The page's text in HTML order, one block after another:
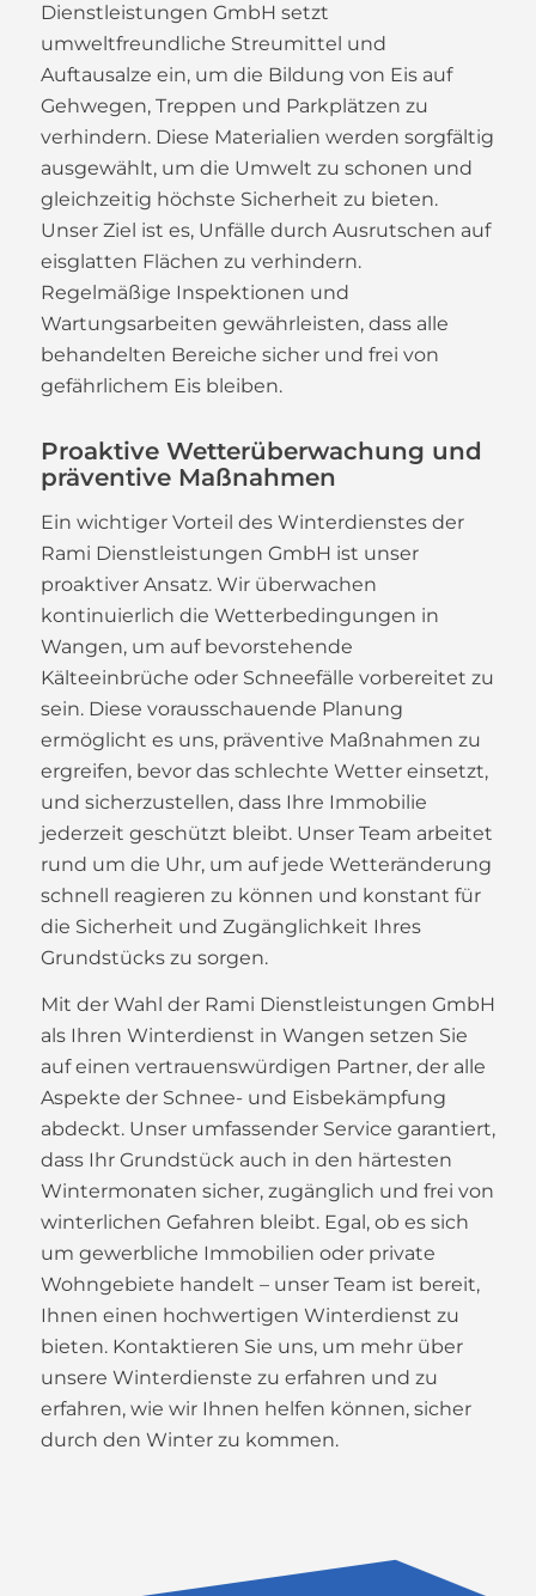
Dienstleistungen GmbH setzt
umweltfreundliche Streumittel und
Auftausalze ein, um die Bildung von Eis auf
Gehwegen, Treppen und Parkplätzen zu
verhindern. Diese Materialien werden sorgfältig
ausgewählt, um die Umwelt zu schonen und
gleichzeitig höchste Sicherheit zu bieten.
Unser Ziel ist es, Unfälle durch Ausrutschen auf
eisglatten Flächen zu verhindern.
Regelmäßige Inspektionen und
Wartungsarbeiten gewährleisten, dass alle
behandelten Bereiche sicher und frei von
gefährlichem Eis bleiben.
Proaktive Wetterüberwachung und
präventive Maßnahmen
Ein wichtiger Vorteil des Winterdienstes der
Rami Dienstleistungen GmbH ist unser
proaktiver Ansatz. Wir überwachen
kontinuierlich die Wetterbedingungen in
Wangen, um auf bevorstehende
Kälteeinbrüche oder Schneefälle vorbereitet zu
sein. Diese vorausschauende Planung
ermöglicht es uns, präventive Maßnahmen zu
ergreifen, bevor das schlechte Wetter einsetzt,
und sicherzustellen, dass Ihre Immobilie
jederzeit geschützt bleibt. Unser Team arbeitet
rund um die Uhr, um auf jede Wetteränderung
schnell reagieren zu können und konstant für
die Sicherheit und Zugänglichkeit Ihres
Grundstücks zu sorgen.
Mit der Wahl der Rami Dienstleistungen GmbH
als Ihren Winterdienst in Wangen setzen Sie
auf einen vertrauenswürdigen Partner, der alle
Aspekte der Schnee- und Eisbekämpfung
abdeckt. Unser umfassender Service garantiert,
dass Ihr Grundstück auch in den härtesten
Wintermonaten sicher, zugänglich und frei von
winterlichen Gefahren bleibt. Egal, ob es sich
um gewerbliche Immobilien oder private
Wohngebiete handelt – unser Team ist bereit,
Ihnen einen hochwertigen Winterdienst zu
bieten. Kontaktieren Sie uns, um mehr über
unsere Winterdienste zu erfahren und zu
erfahren, wie wir Ihnen helfen können, sicher
durch den Winter zu kommen.